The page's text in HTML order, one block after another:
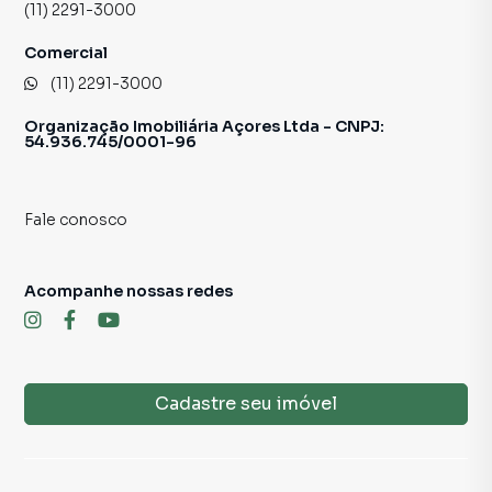
discutir os detalhes, não hesite em entrar em contato
📲 Contato para Ligações ou WhatsApp 11 2291-3000
Sujeito a alteração sem aviso prévio.
Fotos meramente ilustrativas
(11) 2291-3000
Comercial
(11) 2291-3000
Organização Imobiliária Açores Ltda - CNPJ:
54.936.745/0001-96
Fale conosco
Cadastre seu imóvel
Acompanhe nossas redes